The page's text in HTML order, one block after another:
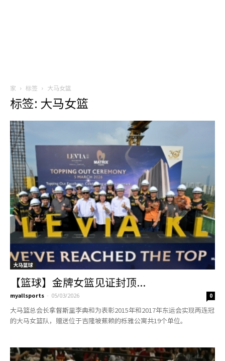
家 标签 大马女篮
标签: 大马女篮
大马篮球
【篮球】金牌女篮见证封顶...
myallsports - 05/03/2026 0
大马篮总会长拿督斯里李典和为表彰2015年和2017年东运会实现两连冠
的大马女篮队，赠送位于吉隆坡蕉赖的栎雅公寓共19个单位。